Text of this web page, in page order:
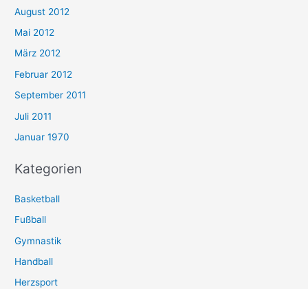
August 2012
Mai 2012
März 2012
Februar 2012
September 2011
Juli 2011
Januar 1970
Kategorien
Basketball
Fußball
Gymnastik
Handball
Herzsport